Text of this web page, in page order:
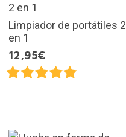
Limpiador de portátiles 2
en 1
12,95€